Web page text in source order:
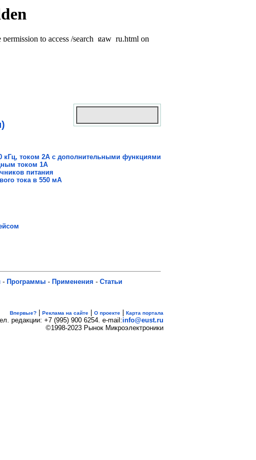
кГц, током 2A с дополнительными функциями
током 1A
питания
тока в 550 мА
- Программы - Применения - Статьи
Впервые? Реклама на сайте О проекте Карта портала
редакции: +7 (995) 900 6254. e-mail:info@eust.ru
©1998-2023 Рынок Микроэлектроники